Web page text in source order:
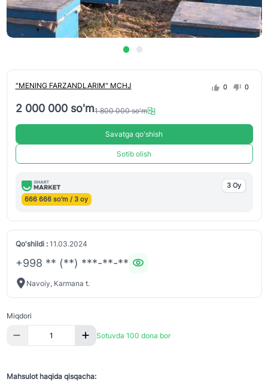
"MENING FARZANDLARIM" MCHJ 0 0
2 000 000 so'm1 800 000 so'm
Savatga qo'shish
Sotib olish
3 Oy
666 666 so'm / 3 oy
Qo'shildi :11.03.2024
+998 ** (**) ***-**-**
Navoiy, Karmana t.
Miqdori
Sotuvda 100 dona bor
Mahsulot haqida qisqacha: